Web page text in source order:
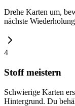
Drehe Karten um,
nächste
4
Stoff meistern
Schwierige Karten
Hintergrund. Du